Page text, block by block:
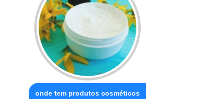
onde tem produtos cosméticos